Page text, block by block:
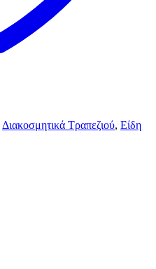
Διακοσμητικά Τραπεζιού, Είδη